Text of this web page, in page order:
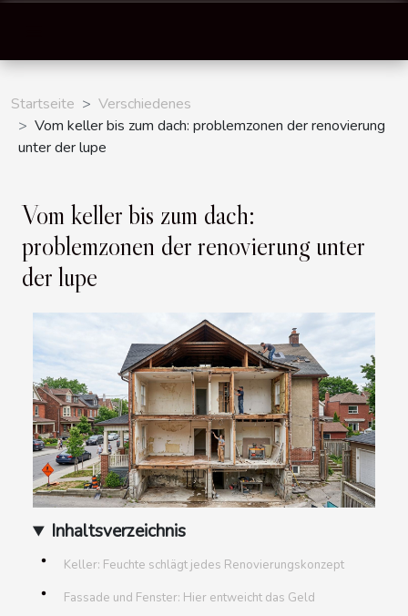
Startseite
Verschiedenes
Vom keller bis zum dach: problemzonen der renovierung
unter der lupe
Vom keller bis zum dach:
problemzonen der renovierung unter
der lupe
Inhaltsverzeichnis
Keller: Feuchte schlägt jedes Renovierungskonzept
Fassade und Fenster: Hier entweicht das Geld